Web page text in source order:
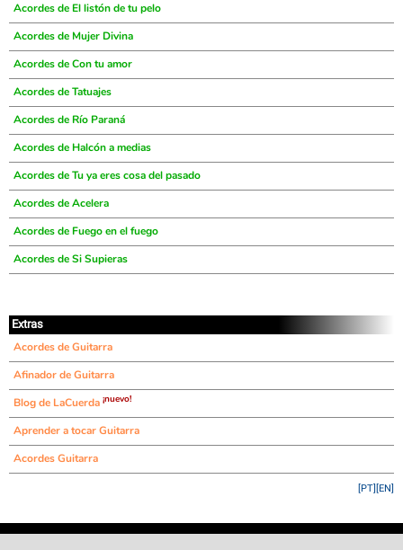
Acordes de El listón de tu pelo
Acordes de Mujer Divina
Acordes de Con tu amor
Acordes de Tatuajes
Acordes de Río Paraná
Acordes de Halcón a medias
Acordes de Tu ya eres cosa del pasado
Acordes de Acelera
Acordes de Fuego en el fuego
Acordes de Si Supieras
Extras
Acordes de Guitarra
Afinador de Guitarra
Blog de LaCuerda ¡nuevo!
Aprender a tocar Guitarra
Acordes Guitarra
[EN]
[PT]